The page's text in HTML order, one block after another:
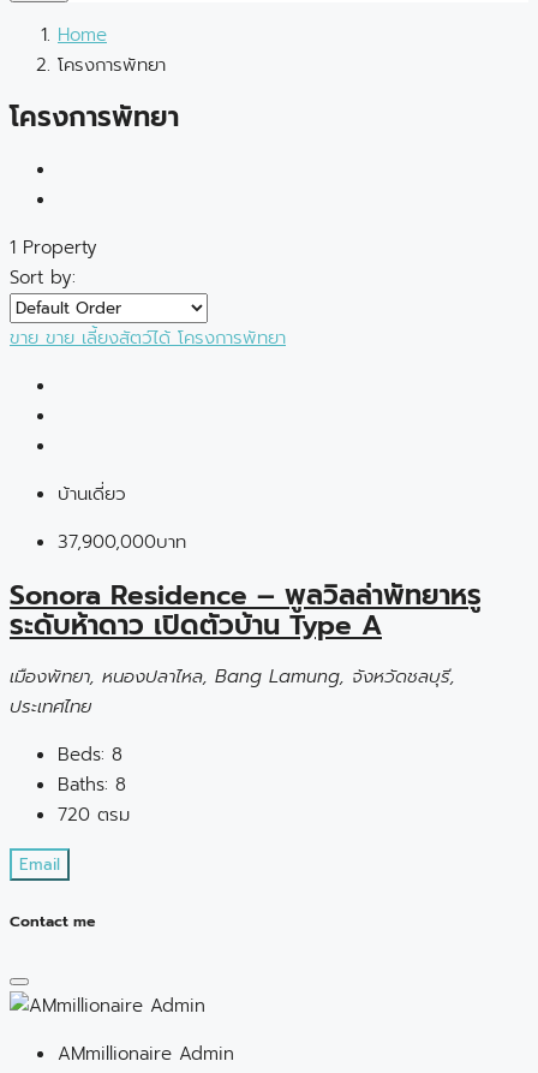
Home
โครงการพัทยา
โครงการพัทยา
1 Property
Sort by:
ขาย ขาย เลี้ยงสัตว์ได้ โครงการพัทยา
บ้านเดี่ยว
37,900,000บาท
Sonora Residence – พูลวิลล่าพัทยาหรู
ระดับห้าดาว เปิดตัวบ้าน Type A
เมืองพัทยา, หนองปลาไหล, Bang Lamung, จังหวัดชลบุรี,
ประเทศไทย
Beds: 8
Baths: 8
720 ตรม
Email
Contact me
AMmillionaire Admin